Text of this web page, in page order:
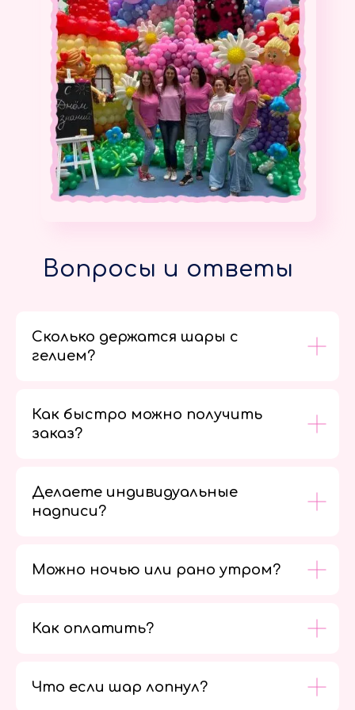
Вопросы и ответы
Сколько держатся шары с
гелием?
Как быстро можно получить
заказ?
Делаете индивидуальные
надписи?
Можно ночью или рано утром?
Как оплатить?
Что если шар лопнул?